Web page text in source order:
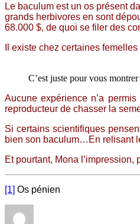
Le baculum est un os présent
grands herbivores en sont
68.000 $, de quoi se filer des
Il existe chez certaines
C’est juste pour vous
Aucune expérience n’a
reproducteur de chasser la
Si certains scientifiques
bien son baculum…En relisant
Et pourtant, Mona l’impression,
[1] Os pénien